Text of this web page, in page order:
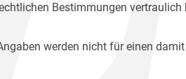
Bestimmungen vertraulich
werden nicht für einen